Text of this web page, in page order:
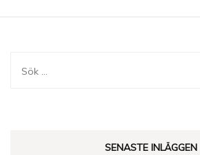
Sök
SENASTE INLÄGGEN